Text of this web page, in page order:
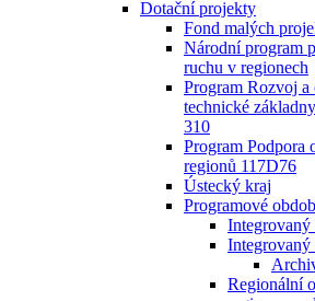
Dotační projekty
Fond malých
Národní program
ruchu v regionech
Program Rozvoj a
technické
310
Program Podpora
regionů 117D76
Ústecký kraj
Programové
Integrovaný
Integrovaný
Regionální